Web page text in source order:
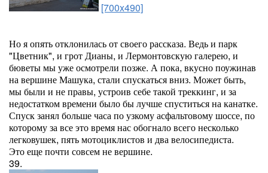
[700x490]
Но я опять отклонилась от своего рассказа. Ведь и парк
"Цветник", и грот Дианы, и Лермонтовскую галерею, и
бюветы мы уже осмотрели позже. А пока, вкусно поужинав
на вершине Машука, стали спускаться вниз. Может быть,
мы были и не правы, устроив себе такой треккинг, и за
недостатком времени было бы лучше спуститься на канатке.
Спуск занял больше часа по узкому асфальтовому шоссе, по
которому за все это время нас обогнало всего несколько
легковушек, пять мотоциклистов и два велосипедиста.
Это еще почти совсем не вершине.
39.